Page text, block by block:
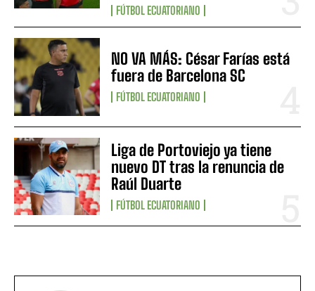
FÚTBOL ECUATORIANO
NO VA MÁS: César Farías está
fuera de Barcelona SC
FÚTBOL ECUATORIANO
Liga de Portoviejo ya tiene
nuevo DT tras la renuncia de
Raúl Duarte
FÚTBOL ECUATORIANO